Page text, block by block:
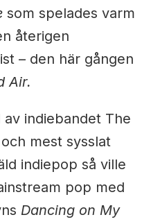
som spelades varm
återigen
– den här gången
Air.
indiebandet The
mest sysslat
indiepop så ville
pop med
Dancing on My